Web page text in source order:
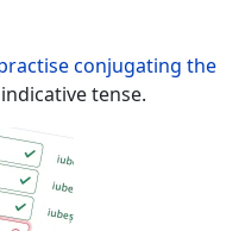
conjugating the
tense.